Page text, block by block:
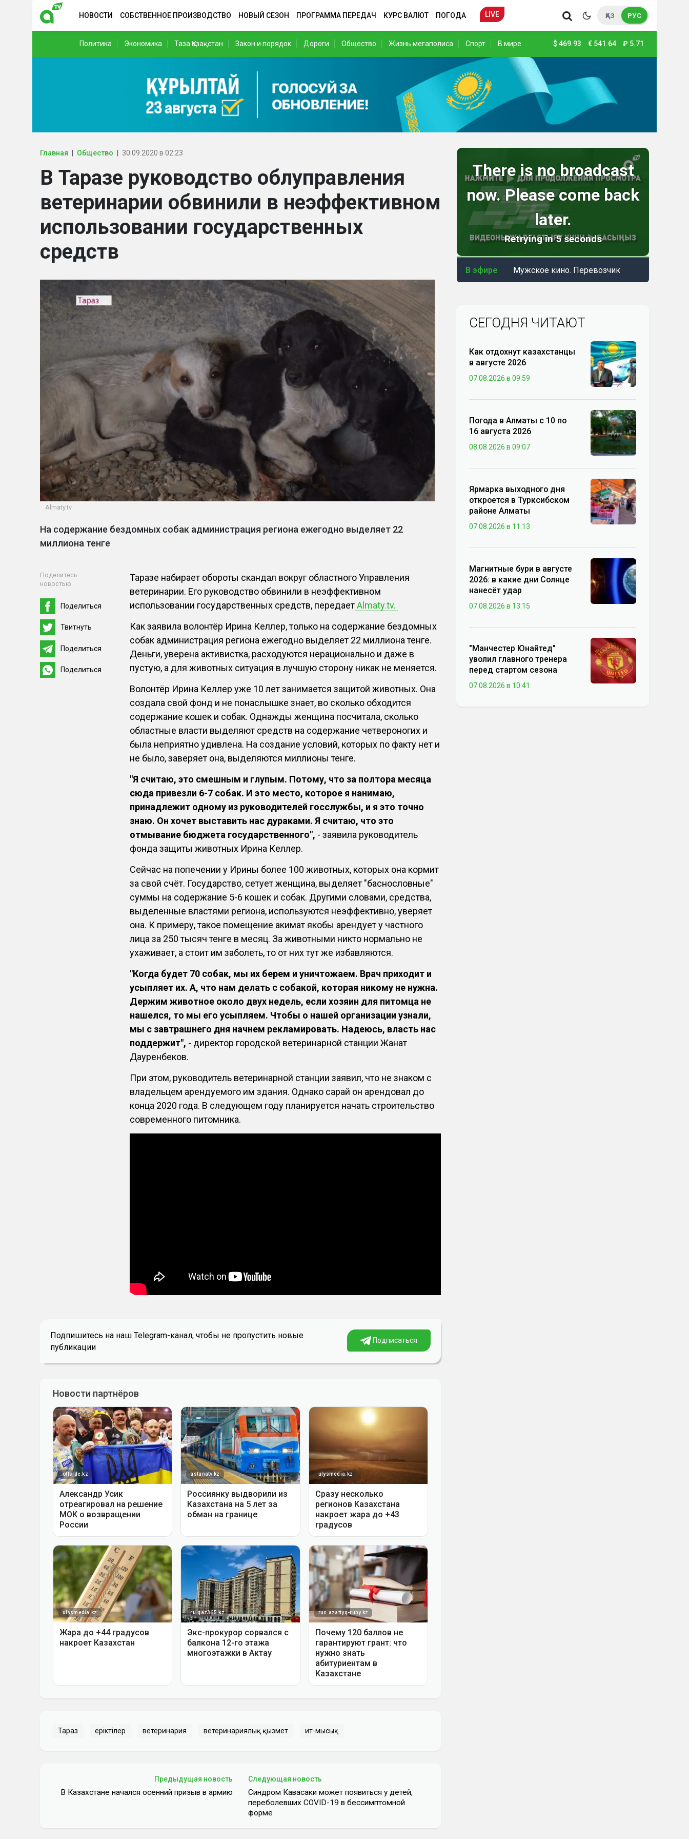
НОВОСТИ СОБСТВЕННОЕ ПРОИЗВОДСТВО НОВЫЙ СЕЗОН ПРОГРАММА ПЕРЕДАЧ КУРС ВАЛЮТ ПОГОДА LIVE ҚАЗ РУС
Политика Экономика Таза Қазақстан Закон и порядок Дороги Общество Жизнь мегаполиса Спорт В мире $ 469.93 € 541.64 ₽ 5.71
Главная Общество 30.09.2020 в 02:23
В Таразе руководство облуправления
ветеринарии обвинили в неэффективном
использовании государственных
средств
Аlmaty.tv
На содержание бездомных собак администрация региона ежегодно выделяет 22
миллиона тенге
Поделитесь
новостью
Поделиться
Твитнуть
Поделиться
Поделиться
Таразе набирает обороты скандал вокруг областного Управления
ветеринарии. Его руководство обвинили в неэффективном
использовании государственных средств, передаетAlmaty.tv.
Как заявила волонтёр Ирина Келлер, только на содержание бездомных
собак администрация региона ежегодно выделяет 22 миллиона тенге.
Деньги, уверена активистка, расходуются нерационально и даже в
пустую, а для животных ситуация в лучшую сторону никак не меняется.
Волонтёр Ирина Келлер уже 10 лет занимается защитой животных. Она
создала свой фонд и не понаслышке знает, во сколько обходится
содержание кошек и собак. Однажды женщина посчитала, сколько
областные власти выделяют средств на содержание четвероногих и
была неприятно удивлена. На создание условий, которых по факту нет и
не было, заверяет она, выделяются миллионы тенге.
"Я считаю, это смешным и глупым. Потому, что за полтора месяца
сюда привезли 6-7 собак. И это место, которое я нанимаю,
принадлежит одному из руководителей госслужбы, и я это точно
знаю. Он хочет выставить нас дураками. Я считаю, что это
отмывание бюджета государственного", - заявила руководитель
фонда защиты животных Ирина Келлер.
Сейчас на попечении у Ирины более 100 животных, которых она кормит
за свой счёт. Государство, сетует женщина, выделяет "баснословные"
суммы на содержание 5-6 кошек и собак. Другими словами, средства,
выделенные властями региона, используются неэффективно, уверяет
она. К примеру, такое помещение акимат якобы арендует у частного
лица за 250 тысяч тенге в месяц. За животными никто нормально не
ухаживает, а стоит им заболеть, то от них тут же избавляются.
"Когда будет 70 собак, мы их берем и уничтожаем. Врач приходит и
усыпляет их. А, что нам делать с собакой, которая никому не нужна.
Держим животное около двух недель, если хозяин для питомца не
нашелся, то мы его усыпляем. Чтобы о нашей организации узнали,
мы с завтрашнего дня начнем рекламировать. Надеюсь, власть нас
поддержит", - директор городской ветеринарной станции Жанат
Дауренбеков.
При этом, руководитель ветеринарной станции заявил, что не знаком с
владельцем арендуемого им здания. Однако сарай он арендовал до
конца 2020 года. В следующем году планируется начать строительство
современного питомника.
Подпишитесь на наш Telegram-канал, чтобы не пропустить новые
публикации
Подписаться
Тараз еріктілер ветеринария ветеринариялық қызмет ит-мысық
Предыдущая новость
В Казахстане начался осенний призыв в армию
Следующая новость
Синдром Кавасаки может появиться у детей,
переболевших COVID-19 в бессимптомной
форме
В эфире Мужское кино. Перевозчик
СЕГОДНЯ ЧИТАЮТ
Как отдохнут казахстанцы
в августе 2026
07.08.2026 в 09:59
Погода в Алматы с 10 по
16 августа 2026
08.08.2026 в 09:07
Ярмарка выходного дня
откроется в Турксибском
районе Алматы
07.08.2026 в 11:13
Магнитные бури в августе
2026: в какие дни Солнце
нанесёт удар
07.08.2026 в 13:15
"Манчестер Юнайтед"
уволил главного тренера
перед стартом сезона
07.08.2026 в 10:41